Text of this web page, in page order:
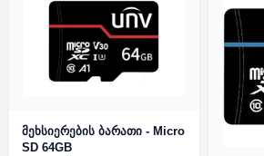
მეხსიერების ბარათი - Micro
SD 64GB